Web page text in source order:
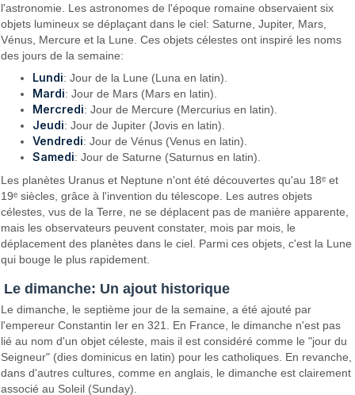
l'astronomie. Les astronomes de l'époque romaine observaient six
objets lumineux se déplaçant dans le ciel: Saturne, Jupiter, Mars,
Vénus, Mercure et la Lune. Ces objets célestes ont inspiré les noms
des jours de la semaine:
Lundi: Jour de la Lune (Luna en latin).
Mardi: Jour de Mars (Mars en latin).
Mercredi: Jour de Mercure (Mercurius en latin).
Jeudi: Jour de Jupiter (Jovis en latin).
Vendredi: Jour de Vénus (Venus en latin).
Samedi: Jour de Saturne (Saturnus en latin).
Les planètes Uranus et Neptune n'ont été découvertes qu'au 18ᵉ et
19ᵉ siècles, grâce à l'invention du télescope. Les autres objets
célestes, vus de la Terre, ne se déplacent pas de manière apparente,
mais les observateurs peuvent constater, mois par mois, le
déplacement des planètes dans le ciel. Parmi ces objets, c'est la Lune
qui bouge le plus rapidement.
Le dimanche: Un ajout historique
Le dimanche, le septième jour de la semaine, a été ajouté par
l'empereur Constantin Ier en 321. En France, le dimanche n'est pas
lié au nom d'un objet céleste, mais il est considéré comme le "jour du
Seigneur" (dies dominicus en latin) pour les catholiques. En revanche,
dans d'autres cultures, comme en anglais, le dimanche est clairement
associé au Soleil (Sunday).